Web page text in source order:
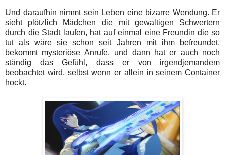
Und daraufhin nimmt sein Leben eine bizarre Wendung. Er
sieht plötzlich Mädchen die mit gewaltigen Schwertern
durch die Stadt laufen, hat auf einmal eine Freundin die so
tut als wäre sie schon seit Jahren mit ihm befreundet,
bekommt mysteriöse Anrufe, und dann hat er auch noch
ständig das Gefühl, dass er von irgendjemandem
beobachtet wird, selbst wenn er allein in seinem Container
hockt.